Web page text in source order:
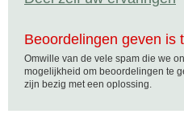
Beoordelingen geven is
Omwille van de vele spam die we
mogelijkheid om beoordelingen te
zijn bezig met een oplossing.